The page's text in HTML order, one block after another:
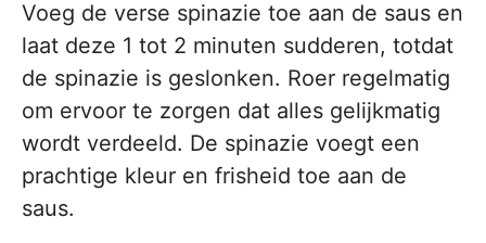
Voeg de verse spinazie toe aan de saus en
laat deze 1 tot 2 minuten sudderen, totdat
de spinazie is geslonken. Roer regelmatig
om ervoor te zorgen dat alles gelijkmatig
wordt verdeeld. De spinazie voegt een
prachtige kleur en frisheid toe aan de
saus.